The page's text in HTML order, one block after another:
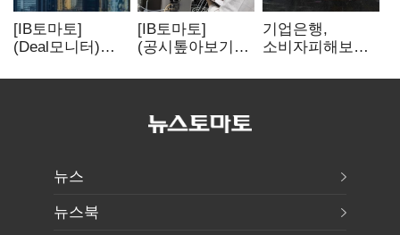
[IB토마토]
(Deal모니터)
발행…빠듯한
[IB토마토]
(공시톺아보기)
무엇이 '중요한
기업은행,
소비자피해보상
보이스피싱 공시
뉴스
뉴스북